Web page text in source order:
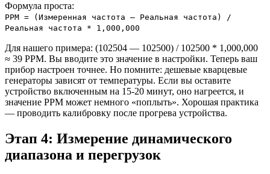
Формула проста:
PPM = (Измеренная частота – Реальная частота) /
Реальная частота * 1,000,000
Для нашего примера: (102504 — 102500) / 102500 * 1,000,000
≈ 39 PPM. Вы вводите это значение в настройки. Теперь ваш
прибор настроен точнее. Но помните: дешевые кварцевые
генераторы зависят от температуры. Если вы оставите
устройство включенным на 15-20 минут, оно нагреется, и
значение PPM может немного «поплыть». Хорошая практика
— проводить калибровку после прогрева устройства.
Этап 4: Измерение динамического
диапазона и перегрузок